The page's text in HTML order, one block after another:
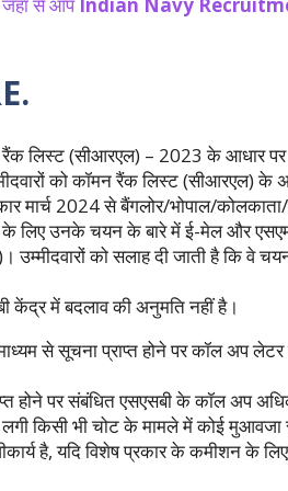
से आप Indian Navy
लिस्ट (सीआरएल) – 2023 के आधार पर
को कॉमन रैंक लिस्ट (सीआरएल)
मार्च 2024 से बैंगलोर/भोपाल/कोलकाता/
के लिए उनके चयन के बारे में ई-मेल और
उम्मीदवारों को सलाह दी जाती है कि वे
केंद्र में बदलाव की अनुमति नहीं है।
से सूचना प्राप्त होने पर कॉल अप लेटर
होने पर संबंधित एसएसबी के कॉल अप
लगी किसी भी चोट के मामले में कोई मुआवजा
है, यदि विशेष प्रकार के कमीशन के